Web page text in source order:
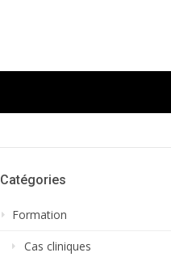
Catégories
Formation
Cas cliniques